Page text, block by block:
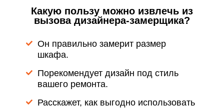
Какую пользу можно извлечь из
вызова дизайнера-замерщика?
Он правильно замерит размер
шкафа.
Порекомендует дизайн под стиль
вашего ремонта.
Расскажет, как выгодно использовать